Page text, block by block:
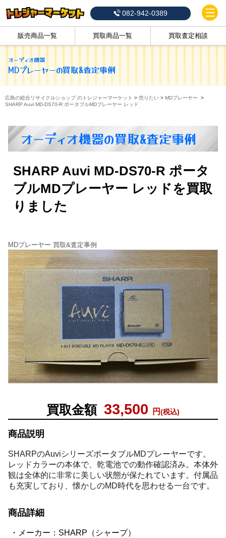
082-942-0389
販売商品一覧 買取商品一覧 買取査定相談
オーディオ機器
MDプレーヤーの買取&査定事例
広島の総合リサイクルショップ のトレジャーマーケット > 売りたい > MDプレーヤー
>
SHARP Auvi MD-DS70-R ポータブルMDプレーヤー レッド
オーディオ機器の買取&査定事例
SHARP Auvi MD-DS70-R ポータ
ブルMDプレーヤー レッドを買取
りました
買取金額 33,500 円(税込)
商品説明
SHARPのAuviシリーズポータブルMDプレーヤーです。
レッドカラーの本体で、乾電池での動作確認済み。本体外
観は全体的に非常に美しい状態が保たれています。付属品
も充実しており、懐かしのMD時代を思わせる一台です。
商品詳細
メーカー：SHARP（シャープ）
MDプレーヤー 買取&査定事例